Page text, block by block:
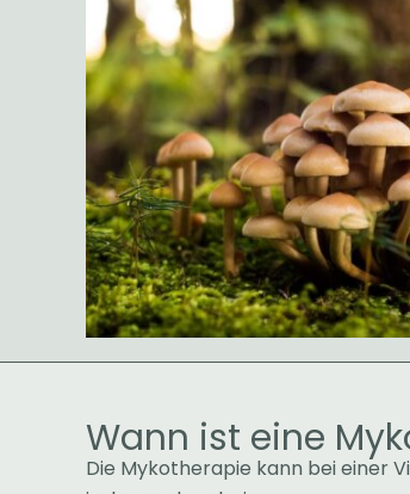
Wann ist eine
Die Mykotherapie kann bei einer